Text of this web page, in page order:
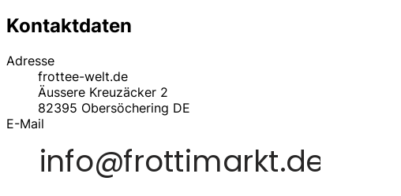
Kontaktdaten
Adresse
frottee-welt.de
Äussere Kreuzäcker 2
82395 Obersöchering DE
E-Mail